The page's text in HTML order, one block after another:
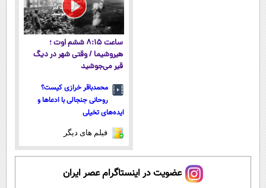
ساعت ۸:۱۵ ششم اوت ؛
هیروشیما / وقتی شهر در دیگ
قیر می‌جوشید
محمدباقر خرازی کیست؟
روحانی جنجالی با ادعاها و
ایده‌های تخیلی
فیلم های دیگر
عضویت در اینستاگرام عصر ایران